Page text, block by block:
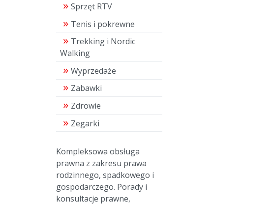
Sprzęt RTV
Tenis i pokrewne
Trekking i Nordic
Walking
Wyprzedaże
Zabawki
Zdrowie
Zegarki
Kompleksowa obsługa
prawna z zakresu prawa
rodzinnego, spadkowego i
gospodarczego. Porady i
konsultacje prawne,